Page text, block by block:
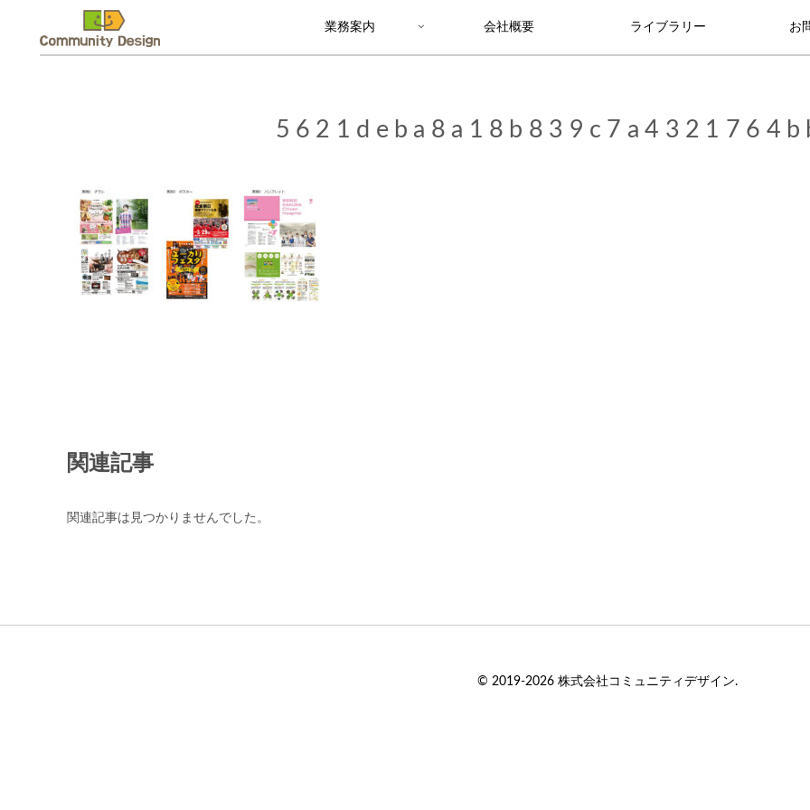
業務案内 会社概要 ライブラリー お
関連記事
関連記事は見つかりませんでした。
© 2019-2026 株式会社コミュニティデザイン.